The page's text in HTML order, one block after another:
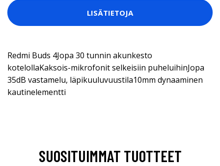
LISÄTIETOJA
Redmi Buds 4Jopa 30 tunnin akunkesto
kotelollaKaksois-mikrofonit selkeisiin puheluihinJopa
35dB vastamelu, läpikuuluvuustila10mm dynaaminen
kautinelementti
SUOSITUIMMAT TUOTTEET